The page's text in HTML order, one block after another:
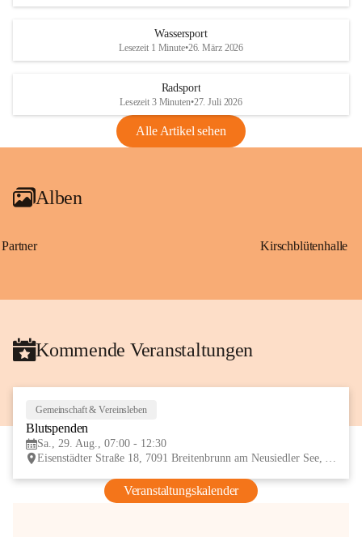
Anhang VBl. EU Nr. 18
1 Seite•1,4 MB
VBl. EU Nr. 18_2026
Wassersport
Lesezeit 1 Minute•26. März 2026
Radsport
Lesezeit 3 Minuten•27. Juli 2026
Alle Artikel sehen
Alben
Partner Kirschblütenhalle
Kommende Veranstaltungen
Gemeinschaft & Vereinsleben
Blutspenden
Sa., 29. Aug., 07:00 - 12:30
Eisenstädter Straße 18, 7091 Breitenbrunn am Neusiedler See, AUT
Veranstaltungskalender